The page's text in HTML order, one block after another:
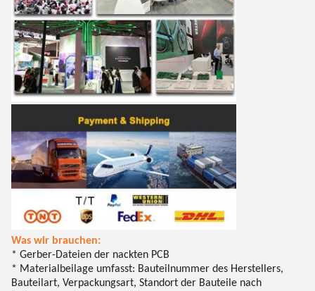
Was wir brauchen:
* Gerber-Dateien der nackten PCB
* Materialbeilage umfasst: Bauteilnummer des Herstellers,
Bauteilart, Verpackungsart, Standort der Bauteile nach